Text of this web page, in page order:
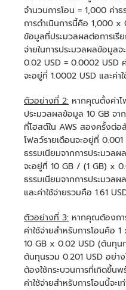
จำนวนการโอน = 1,000 ค่าธ
การดำเนินการนี้คือ 1,000 x
ข้อมูลที่ประมวลผลต่อการเรี
จ่ายในการประมวลผลข้อมูล
0.02 USD = 0.0002 USD
จะอยู่ที่ 1.0002 USD และค่า
ตัวอย่างที่ 2: หากคุณตั้งค่าโ
ประมวลผลข้อมูล 10 GB จา
ที่โฮสต์ใน AWS สองครั้งต่อ
โฟลว์รายเดือนจะอยู่ที่
ธรรมเนียมจากการประมวล
จะอยู่ที่ 10 GB / (1 GB) x
ธรรมเนียมจากการประมวล
และค่าใช้จ่ายรวมคือ 1.61
ตัวอย่างที่ 3: หากคุณต้องกา
ค่าใช้จ่ายสำหรับการโอนคือ
10 GB x 0.02 USD (ต้นทุ
ต้นทุนรวม 0.201 USD อย่า
ต้องใช้กระบวนการที่เกิดขึ้น
ค่าใช้จ่ายสำหรับการโอนนี้จะ